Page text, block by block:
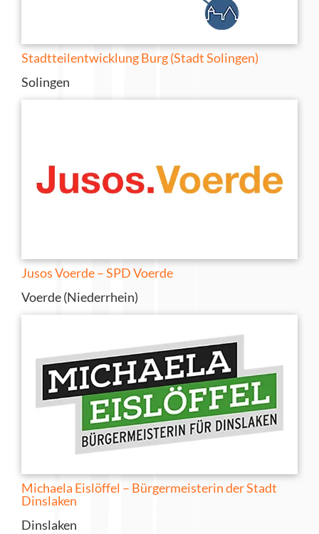
Stadtteilentwicklung Burg (Stadt Solingen)
Solingen
Jusos Voerde – SPD Voerde
Voerde (Niederrhein)
Michaela Eislöffel – Bürgermeisterin der Stadt
Dinslaken
Dinslaken